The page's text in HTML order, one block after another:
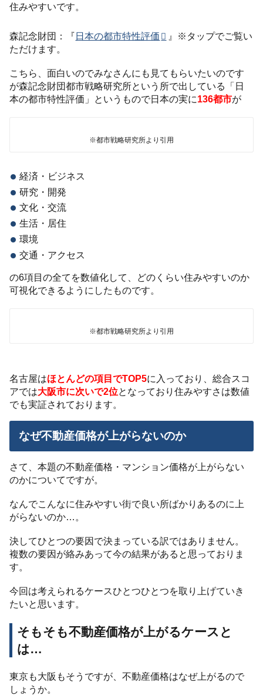
住みやすいです。
森記念財団：『日本の都市特性評価
』※タップでご覧い
ただけます。
こちら、面白いのでみなさんにも見てもらいたいのです
が森記念財団都市戦略研究所という所で出している「日
本の都市特性評価」というもので日本の実に136都市が
※都市戦略研究所より引用
経済・ビジネス
研究・開発
文化・交流
生活・居住
環境
交通・アクセス
の6項目の全てを数値化して、どのくらい住みやすいのか
可視化できるようにしたものです。
※都市戦略研究所より引用
名古屋はほとんどの項目でTOP5に入っており、総合スコ
アでは大阪市に次いで2位となっており住みやすさは数値
でも実証されております。
なぜ不動産価格が上がらないのか
さて、本題の不動産価格・マンション価格が上がらない
のかについてですが。
なんでこんなに住みやすい街で良い所ばかりあるのに上
がらないのか…。
決してひとつの要因で決まっている訳ではありません。
複数の要因が絡みあって今の結果があると思っておりま
す。
今回は考えられるケースひとつひとつを取り上げていき
たいと思います。
そもそも不動産価格が上がるケースと
は…
東京も大阪もそうですが、不動産価格はなぜ上がるので
しょうか。